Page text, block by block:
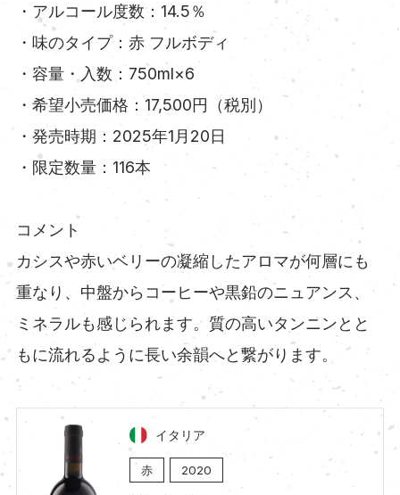
・アルコール度数：14.5％
・味のタイプ：赤 フルボディ
・容量・入数：750ml×6
・希望小売価格：17,500円（税別）
・発売時期：2025年1月20日
・限定数量：116本
コメント
カシスや赤いベリーの凝縮したアロマが何層にも
重なり、中盤からコーヒーや黒鉛のニュアンス、
ミネラルも感じられます。質の高いタンニンとと
もに流れるように長い余韻へと繋がります。
イタリア
赤 2020